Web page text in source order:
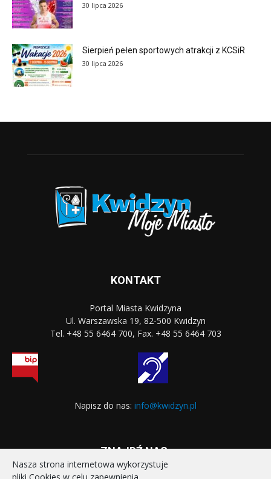
30 lipca 2026
Sierpień pełen sportowych atrakcji z KCSiR
30 lipca 2026
KONTAKT
Portal Miasta Kwidzyna
Ul. Warszawska 19, 82-500 Kwidzyn
Tel. +48 55 6464 700, Fax. +48 55 6464 703
Napisz do nas: info@kwidzyn.pl
ZNAJDŹ NAS:
Nasza strona internetowa wykorzystuje